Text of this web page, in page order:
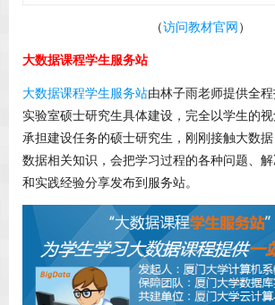
（访问教材官网）
大数据课程学生服务站
大数据课程学生服务站由林子雨老师提供全
实验室硕士研究生具体建设，完全以学生的视
承担建设任务的硕士研究生，刚刚接触大数
数据相关知识，会把学习过程的各种问题、
和实践经验分享发布到服务站。